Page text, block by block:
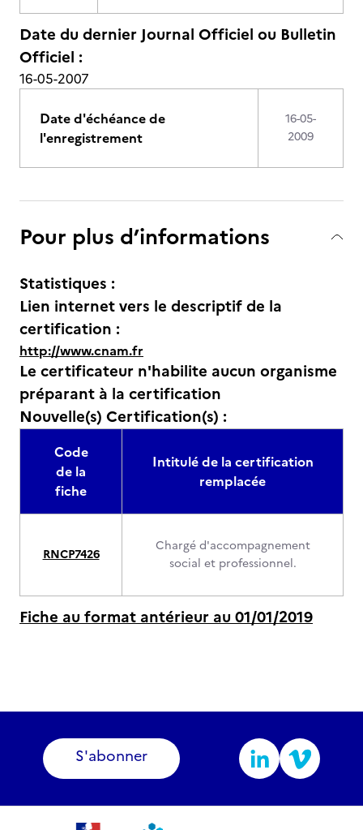
Date du dernier Journal Officiel ou Bulletin
Officiel :
16-05-2007
Date d'échéance de
l'enregistrement
16-05-
2009
Pour plus d’informations
Statistiques :
Lien internet vers le descriptif de la
certification :
http://www.cnam.fr
Le certificateur n'habilite aucun organisme
préparant à la certification
Nouvelle(s) Certification(s) :
Code
de la
fiche
Intitulé de la certification
remplacée
RNCP7426
Chargé d'accompagnement
social et professionnel.
Fiche au format antérieur au 01/01/2019
S'abonner